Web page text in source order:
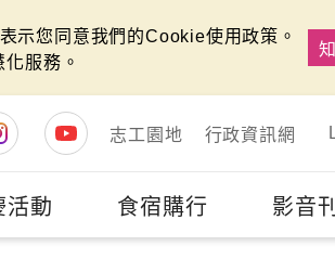
示您同意我們的Cookie使用政策。
服務。
志工園地
行政資訊網
活動 食宿購行 影音